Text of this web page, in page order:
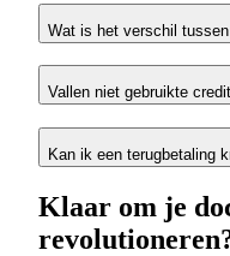
Wat is het verschil
Vallen niet gebruikte
Kan ik een terugbetaling
Klaar om je